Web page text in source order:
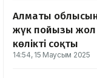
Алматы
жүк пойызы жол
көлікті соқты
14:54, 15 Маусым 2025